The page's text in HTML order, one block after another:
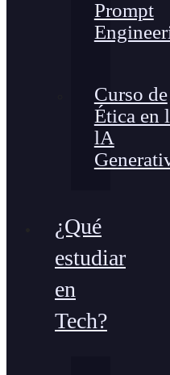
Prompt
Curso de
Ética en
lA
¿Qué
estudiar
en
Tech?